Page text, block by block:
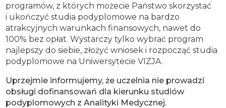
programów, z których możecie Państwo skorzystać
i ukończyć studia podyplomowe na bardzo
atrakcyjnych warunkach finansowych, nawet do
100% bez opłat. Wystarczy tylko wybrać program
najlepszy do siebie, złożyć wniosek i rozpocząć studia
podyplomowe na Uniwersytecie VIZJA.
Uprzejmie informujemy, że uczelnia nie prowadzi
obsługi dofinansowań dla kierunku studiów
podyplomowych z Analityki Medycznej.